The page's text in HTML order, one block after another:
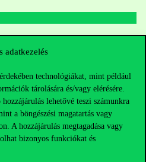
adatkezelés
technológiákat, mint például
tárolására és/vagy elérésére.
lehetővé teszi számunkra
a böngészési magatartás vagy
A hozzájárulás megtagadása vagy
bizonyos funkciókat és